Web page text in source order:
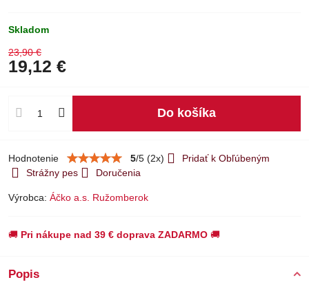
Skladom
23,90 €
19,12 €
Do košíka
Hodnotenie 5/5 (2x)
Pridať k Obľúbeným
Strážny pes
Doručenia
Výrobca: Áčko a.s. Ružomberok
🚚 Pri nákupe nad 39 € doprava ZADARMO 🚚
Popis